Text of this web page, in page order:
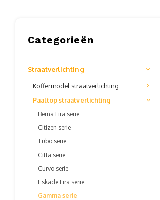
Categorieën
Straatverlichting
Koffermodel straatverlichting
Paaltop straatverlichting
Berna Lira serie
Citizen serie
Tubo serie
Citta serie
Curvo serie
Eskade Lira serie
Gamma serie